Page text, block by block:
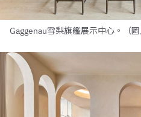
Gaggenau雪梨旗艦展示中心。（圖